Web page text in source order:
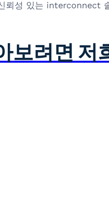
뢰성 있는 interconnect
보려면